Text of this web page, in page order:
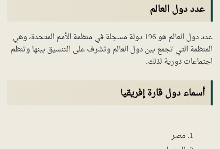
عدد دول العالم
عدد دول العالم هو 196 دولة مسجلة في منظمة الأمم المتحدة، وهي
المنظمة التي تجمع بين دول العالم وتشرف على التنسيق بينها وتنظم
اجتماعات دورية لذلك.
أسماء دول قارة إفريقيا
مصر